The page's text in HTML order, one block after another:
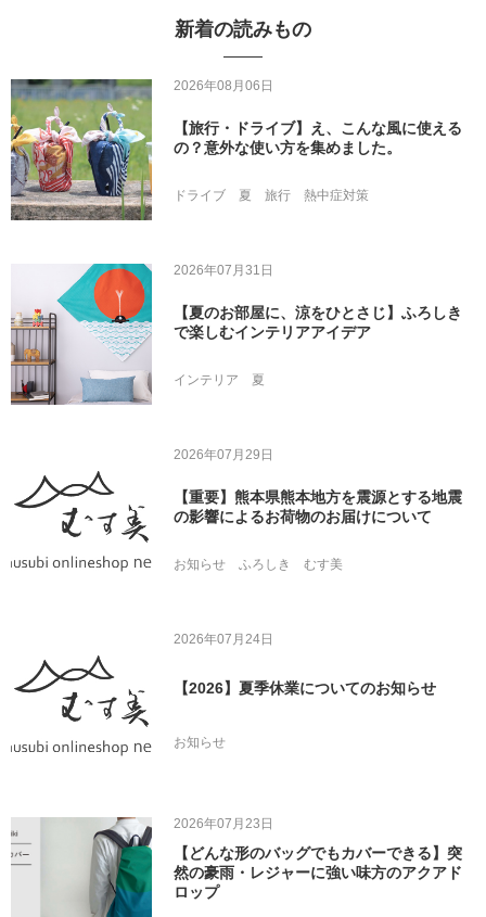
新着の読みもの
2026年08月06日
【旅行・ドライブ】え、こんな風に使える
の？意外な使い方を集めました。
ドライブ 夏 旅行 熱中症対策
2026年07月31日
【夏のお部屋に、涼をひとさじ】ふろしき
で楽しむインテリアアイデア
インテリア 夏
2026年07月29日
【重要】熊本県熊本地方を震源とする地震
の影響によるお荷物のお届けについて
お知らせ ふろしき むす美
2026年07月24日
【2026】夏季休業についてのお知らせ
お知らせ
2026年07月23日
【どんな形のバッグでもカバーできる】突
然の豪雨・レジャーに強い味方のアクアド
ロップ